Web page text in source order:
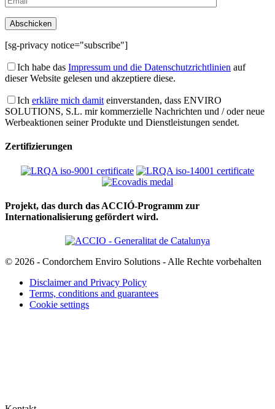
[sg-privacy notice="subscribe"]
Ich habe das Impressum und die Datenschutzrichtlinien auf
dieser Website gelesen und akzeptiere diese.
Ich erkläre mich damit einverstanden, dass ENVIRO
SOLUTIONS, S.L. mir kommerzielle Nachrichten und / oder neue
Werbeaktionen seiner Produkte und Dienstleistungen sendet.
Zertifizierungen
Projekt, das durch das ACCIÓ-Programm zur
Internationalisierung gefördert wird.
© 2026 - Condorchem Enviro Solutions - Alle Rechte vorbehalten
Disclaimer and Privacy Policy
Terms, conditions and guarantees
Cookie settings